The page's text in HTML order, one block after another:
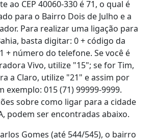
ao CEP 40060-330 é 71, o qual é
para o Bairro Dois de Julho e a
Para realizar uma ligação para
basta digitar: 0 + código da
+ número do telefone. Se você é
Vivo, utilize "15"; se for Tim,
a Claro, utilize "21" e assim por
exemplo: 015 (71) 99999-9999.
sobre como ligar para a cidade
podem ser encontradas abaixo.
Gomes (até 544/545), o bairro